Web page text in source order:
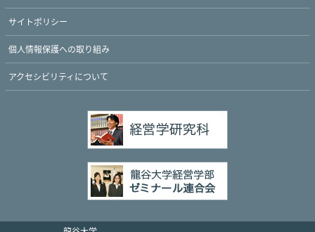
サイトポリシー
個人情報保護への取り組み
アクセシビリティについて